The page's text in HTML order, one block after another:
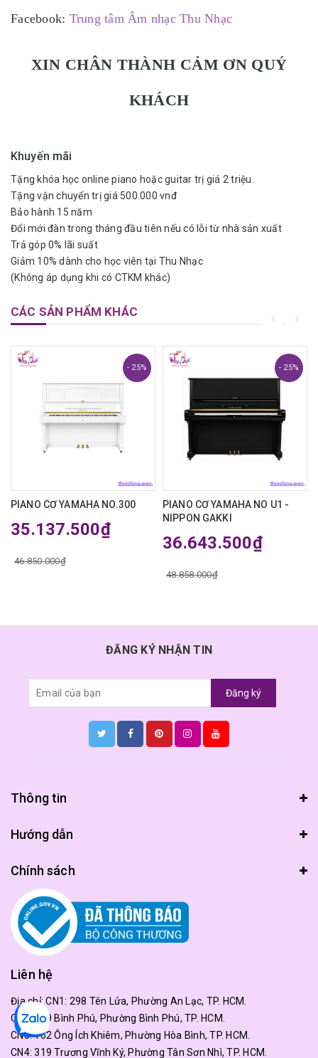
Facebook: Trung tâm Âm nhạc Thu Nhạc
XIN CHÂN THÀNH CẢM ƠN QUÝ
KHÁCH
Khuyến mãi
Tặng khóa học online piano hoặc guitar trị giá 2 triệu.
Tặng vận chuyển trị giá 500.000 vnđ
Bảo hành 15 năm
Đổi mới đàn trong tháng đầu tiên nếu có lỗi từ nhà sản xuất
Trả góp 0% lãi suất
Giảm 10% dành cho học viên tại Thu Nhạc
(Không áp dụng khi có CTKM khác)
CÁC SẢN PHẨM KHÁC
- 25%
PIANO CƠ YAMAHA NO.300
35.137.500₫
46.850.000₫
- 25%
PIANO CƠ YAMAHA NO U1 -
NIPPON GAKKI
36.643.500₫
48.858.000₫
ĐĂNG KÝ NHẬN TIN
Đăng ký
Thông tin
Hướng dẫn
Chính sách
Liên hệ
Địa chỉ:CN1: 298 Tên Lửa, Phường An Lạc, TP. HCM.
CN2: 179 Bình Phú, Phường Bình Phú, TP. HCM.
CN3: 162 Ông Ích Khiêm, Phường Hòa Bình, TP. HCM.
CN4: 319 Trương Vĩnh Ký, Phường Tân Sơn Nhì, TP. HCM.